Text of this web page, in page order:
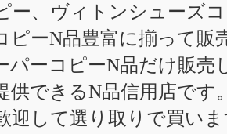
ー、ヴィトンシューズ
ピーN品豊富に揃って販
パーコピーN品だけ販売
供できるN品信用店です
迎して選り取りで買い